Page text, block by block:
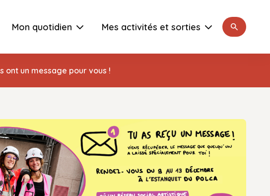
Mon quotidien Mes activités et sorties Rechercher
ont un message pour vous !